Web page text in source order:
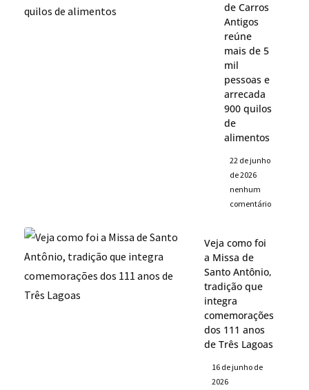
de Carros
Antigos
reúne
mais de 5
mil
pessoas e
arrecada
900 quilos
de
alimentos
22 de junho
de 2026
nenhum
comentário
Veja como foi
a Missa de
Santo Antônio,
tradição que
integra
comemorações
dos 111 anos
de Três Lagoas
16 de junho de
2026